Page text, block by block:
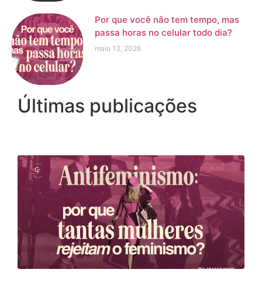
Por que você não tem tempo, mas
passa horas no celular todo dia?
maio 13, 2026
Últimas publicações